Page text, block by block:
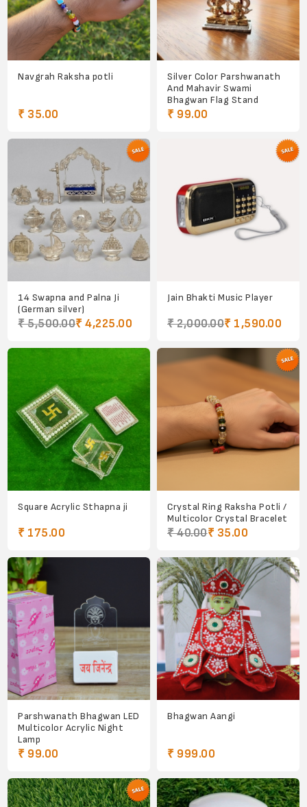
Navgrah Raksha potli
₹ 35.00
Silver Color Parshwanath
And Mahavir Swami
Bhagwan Flag Stand
₹ 99.00
14 Swapna and Palna Ji
(German silver)
₹ 5,500.00₹ 4,225.00
Jain Bhakti Music Player
₹ 2,000.00₹ 1,590.00
Square Acrylic Sthapna ji
₹ 175.00
Crystal Ring Raksha Potli /
Multicolor Crystal Bracelet
₹ 40.00₹ 35.00
Parshwanath Bhagwan LED
Multicolor Acrylic Night
Lamp
₹ 99.00
Bhagwan Aangi
₹ 999.00